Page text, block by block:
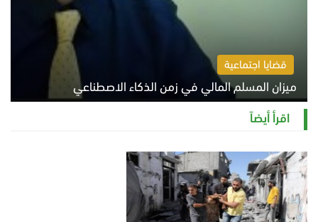
قضايا اجتماعية
ميزان المسلم المالي في زمن الذكاء الاصطناعي
السبت 8 أغسطس 2026 11:21 ص
اقرأ أيضاً